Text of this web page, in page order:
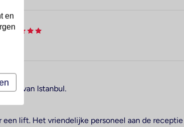
van Istanbul.
lift. Het vriendelijke personeel aan de
en